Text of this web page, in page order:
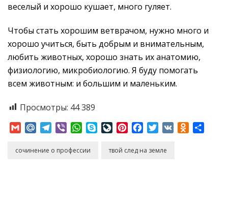
веселый и хорошо кушает, много гуляет.
Чтобы стать хорошим ветврачом, нужно много и
хорошо учиться, быть добрым и внимательным,
любить животных, хорошо знать их анатомию,
физиологию, микробиологию. Я буду помогать
всем животным: и большим и маленьким.
Просмотры: 44 389
GmailMail.RuTelegram
Viber WhatsApp
SkypeLiveJournal
PinterestFacebookTwitter
VK
сочинение о профессии твой след на земле